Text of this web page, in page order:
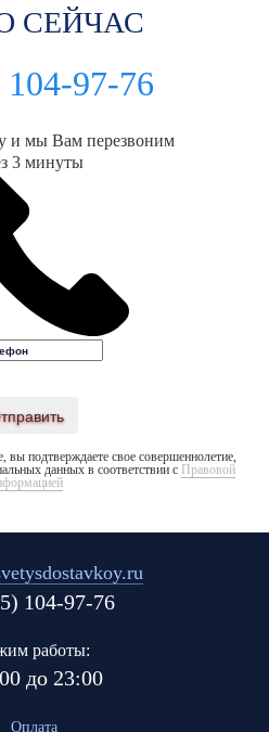
СЕЙЧАС
97-76
и мы Вам перезвоним
3 минуты
вы подтверждаете свое совершеннолетие,
данных в соответствии с Правовой
104-97-76
работы:
до 23:00
Оплата